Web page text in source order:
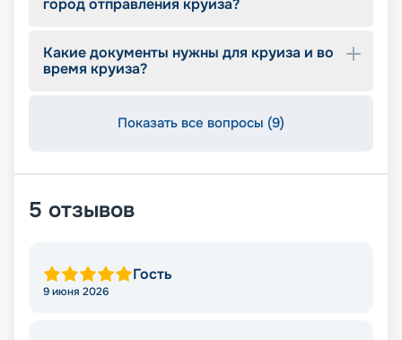
город отправления круиза?
Какие документы нужны для круиза и во
время круиза?
Показать все вопросы (9)
5 отзывов
Гость
9 июня 2026